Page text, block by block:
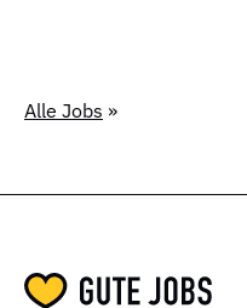
Alle Jobs »